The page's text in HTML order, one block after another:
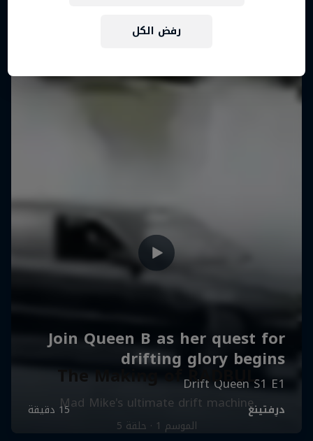
The Making of RADBUL
Mad Mike's ultimate drift machine
الموسم ‎1‎ · حلقة ‎5‎
رفض الكل